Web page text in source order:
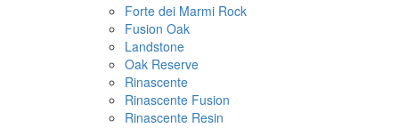
Forte dei Marmi Rock
Fusion Oak
Landstone
Oak Reserve
Rinascente
Rinascente Fusion
Rinascente Resin